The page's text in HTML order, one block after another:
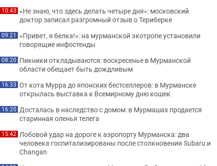
10:43 «Не знаю, что здесь делать четыре дня»: московский
доктор записал разгромный отзыв о Териберке
09:21 «Привет, я белка!»: на мурманской экотропе установили
говорящие инфостенды
08:20 Пикники откладываются: воскресенье в Мурманской
области обещает быть дождливым
16:33 От кота Мурра до японских бестселлеров: в Мурманске
открылась выставка к Всемирному дню кошек
16:20 Досталась в наследство с домом: в Мурмашах продается
старинная оленья телега
15:42 Лобовой удар на дороге к аэропорту Мурманска: два
человека госпитализированы после столкновения Subaru и
Changan